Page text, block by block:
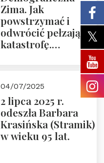
Zima. Jak
powstrzymać i
odwrócić pełzającą
katastrofę.
pierwsze spotkanie
Nowego
Ćwierćwiecza”
04/07/2025
2 lipca 2025 r.
odeszła Barbara
Krasińska (Stramik)
w wieku 95 lat.